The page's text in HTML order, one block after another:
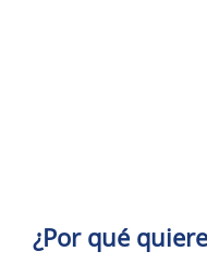
¿Por qué